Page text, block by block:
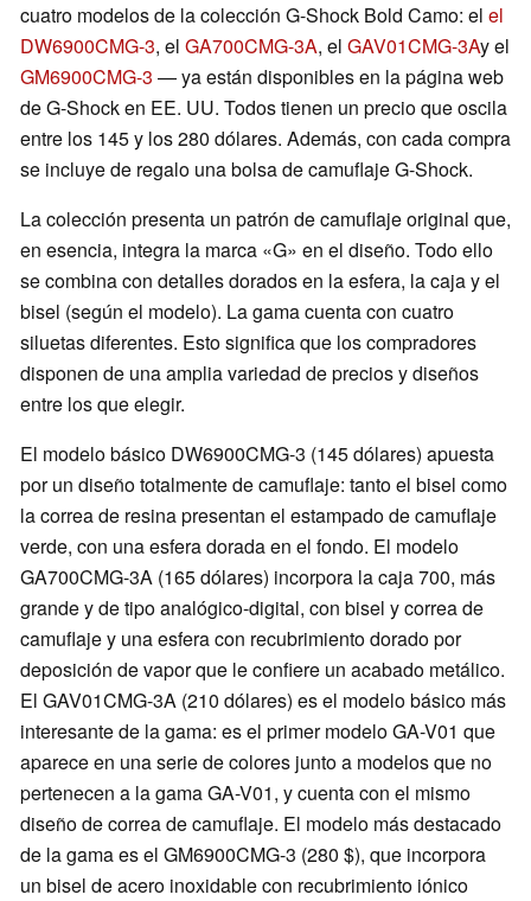
cuatro modelos de la colección G-Shock Bold Camo: el el
DW6900CMG-3, el GA700CMG-3A, el GAV01CMG-3Ay el
GM6900CMG-3 — ya están disponibles en la página web
de G-Shock en EE. UU. Todos tienen un precio que oscila
entre los 145 y los 280 dólares. Además, con cada compra
se incluye de regalo una bolsa de camuflaje G-Shock.
La colección presenta un patrón de camuflaje original que,
en esencia, integra la marca «G» en el diseño. Todo ello
se combina con detalles dorados en la esfera, la caja y el
bisel (según el modelo). La gama cuenta con cuatro
siluetas diferentes. Esto significa que los compradores
disponen de una amplia variedad de precios y diseños
entre los que elegir.
El modelo básico DW6900CMG-3 (145 dólares) apuesta
por un diseño totalmente de camuflaje: tanto el bisel como
la correa de resina presentan el estampado de camuflaje
verde, con una esfera dorada en el fondo. El modelo
GA700CMG-3A (165 dólares) incorpora la caja 700, más
grande y de tipo analógico-digital, con bisel y correa de
camuflaje y una esfera con recubrimiento dorado por
deposición de vapor que le confiere un acabado metálico.
El GAV01CMG-3A (210 dólares) es el modelo básico más
interesante de la gama: es el primer modelo GA-V01 que
aparece en una serie de colores junto a modelos que no
pertenecen a la gama GA-V01, y cuenta con el mismo
diseño de correa de camuflaje. El modelo más destacado
de la gama es el GM6900CMG-3 (280 $), que incorpora
un bisel de acero inoxidable con recubrimiento iónico